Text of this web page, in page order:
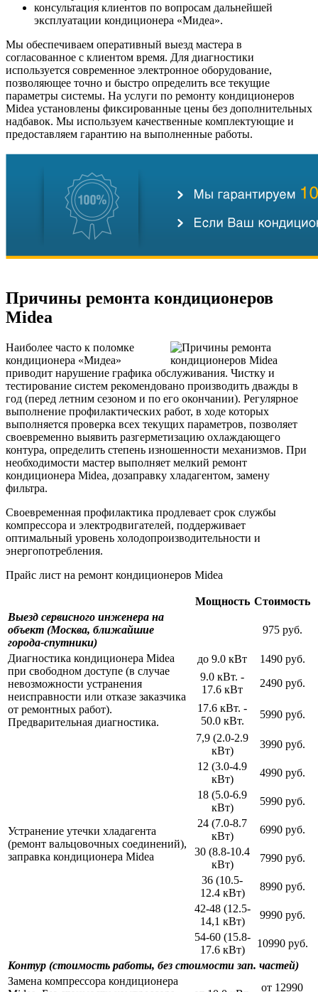
консультация клиентов по вопросам дальнейшей
эксплуатации кондиционера «Мидеа».
Мы обеспечиваем оперативный выезд мастера в
согласованное с клиентом время. Для диагностики
используется современное электронное оборудование,
позволяющее точно и быстро определить все текущие
параметры системы. На услуги по ремонту кондиционеров
Midea установлены фиксированные цены без дополнительных
надбавок. Мы используем качественные комплектующие и
предоставляем гарантию на выполненные работы.
Причины ремонта кондиционеров
Midea
Наиболее часто к поломке
кондиционера «Мидеа»
приводит нарушение графика обслуживания. Чистку и
тестирование систем рекомендовано производить дважды в
год (перед летним сезоном и по его окончании). Регулярное
выполнение профилактических работ, в ходе которых
выполняется проверка всех текущих параметров, позволяет
своевременно выявить разгерметизацию охлаждающего
контура, определить степень изношенности механизмов. При
необходимости мастер выполняет мелкий ремонт
кондиционера Midea, дозаправку хладагентом, замену
фильтра.
Своевременная профилактика продлевает срок службы
компрессора и электродвигателей, поддерживает
оптимальный уровень холодопроизводительности и
энергопотребления.
Прайс лист на ремонт кондиционеров Midea
Мощность Стоимость
Выезд сервисного инженера на
объект (Москва, ближайшие
города-спутники)
975 руб.
Диагностика кондиционера Midea
при свободном доступе (в случае
невозможности устранения
неисправности или отказе заказчика
от ремонтных работ).
Предварительная диагностика.
до 9.0 кВт
1490 руб.
9.0 кВт. -
17.6 кВт
2490 руб.
17.6 кВт. -
50.0 кВт.
5990 руб.
Устранение утечки хладагента
(ремонт вальцовочных соединений),
заправка кондиционера Midea
7,9 (2.0-2.9
кВт)
3990 руб.
12 (3.0-4.9
кВт)
4990 руб.
18 (5.0-6.9
кВт)
5990 руб.
24 (7.0-8.7
кВт)
6990 руб.
30 (8.8-10.4
кВт)
7990 руб.
36 (10.5-
12.4 кВт)
8990 руб.
42-48 (12.5-
14,1 кВт)
9990 руб.
54-60 (15.8-
17.6 кВт)
10990 руб.
Контур (стоимость работы, без стоимости зап. частей)
Замена компрессора кондиционера
от 12990